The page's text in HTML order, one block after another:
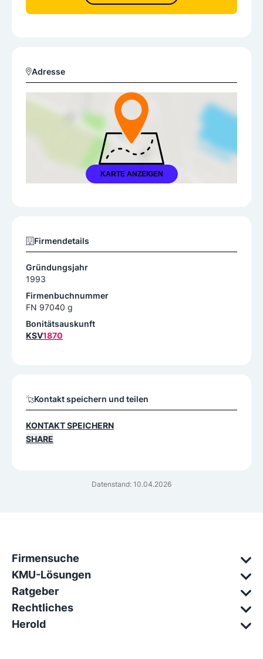
Adresse
KARTE ANZEIGEN
Datenstand: 10.04.2026
Firmendetails
Gründungsjahr
1993
Firmenbuchnummer
FN 97040 g
Bonitätsauskunft
KSV1870
Kontakt speichern und teilen
KONTAKT SPEICHERN
SHARE
Firmensuche
KMU-Lösungen
Ratgeber
Rechtliches
Herold